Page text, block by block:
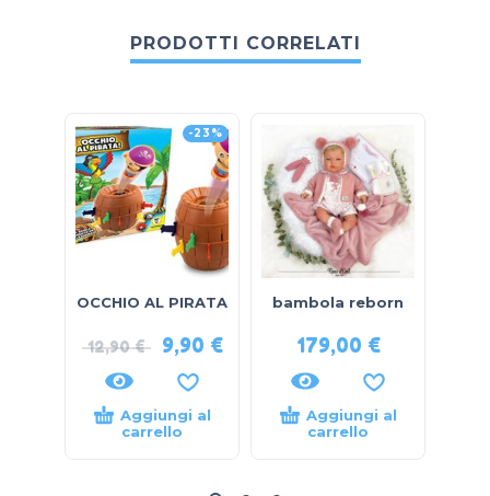
PRODOTTI CORRELATI
-23%
OCCHIO AL PIRATA
12,90€ 9,90 €
Aggiungi al
carrello
bambola reborn
179,00 €
Aggiungi al
carrello